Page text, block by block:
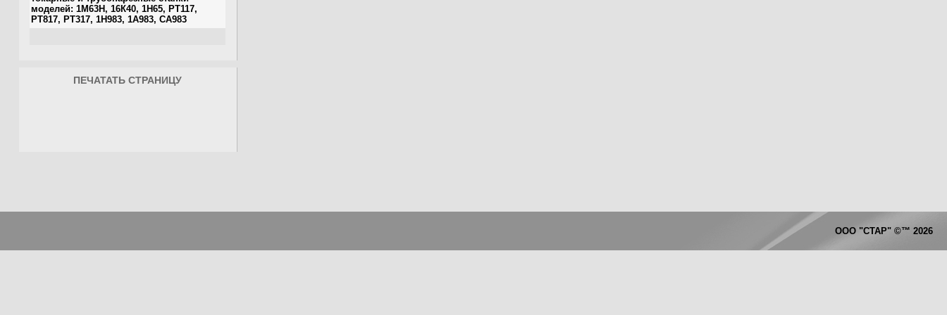
ПЕЧАТАТЬ СТРАНИЦУ
ООО "СТАР" ©™ 2026